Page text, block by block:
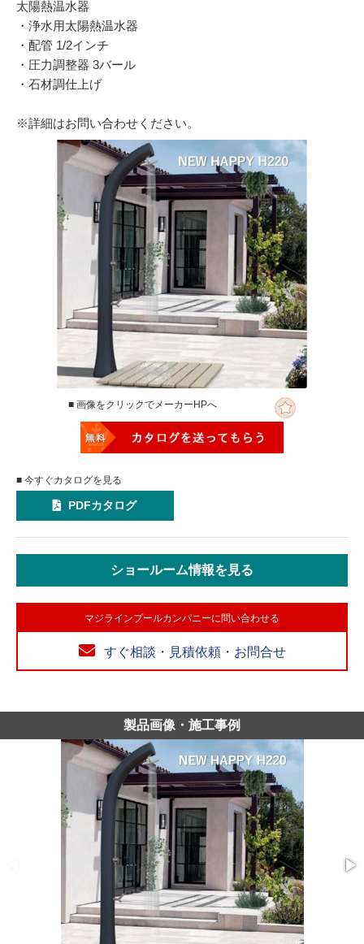
太陽熱温水器
・浄水用太陽熱温水器
・配管 1/2インチ
・圧力調整器 3バール
・石材調仕上げ
※詳細はお問い合わせください。
■ 画像をクリックでメーカーHPへ
■ 今すぐカタログを見る
PDFカタログ
ショールーム情報を見る
マジラインプールカンパニーに問い合わせる
すぐ相談・見積依頼・お問合せ
製品画像・施工事例